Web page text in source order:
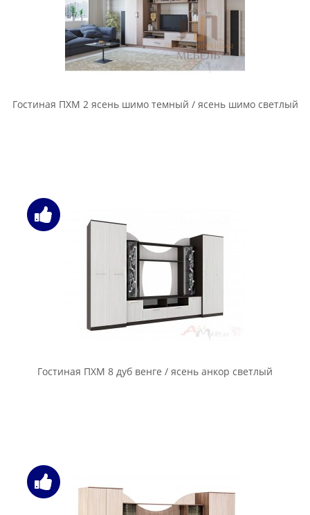
Гостиная ПХМ 2 ясень шимо темный / ясень шимо светлый
Гостиная ПХМ 8 дуб венге / ясень анкор светлый